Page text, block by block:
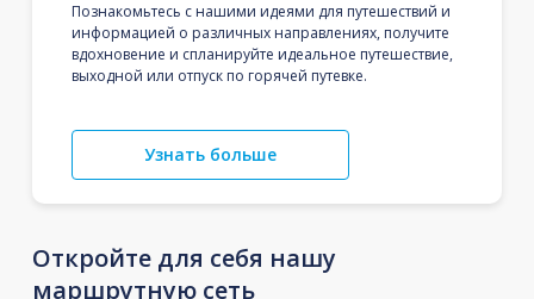
Познакомьтесь с нашими идеями для путешествий и
информацией о различных направлениях, получите
вдохновение и спланируйте идеальное путешествие,
выходной или отпуск по горячей путевке.
Узнать больше
Откройте для себя нашу
маршрутную сеть